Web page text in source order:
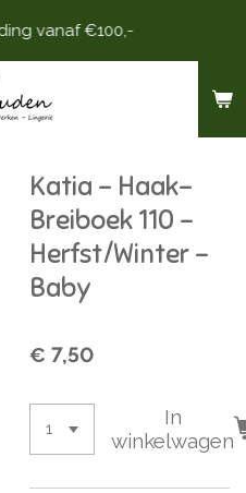
vanaf €100,-
Katia - Haak-
Breiboek 110 -
Herfst/Winter -
Baby
€ 7,50
In
winkelwagen